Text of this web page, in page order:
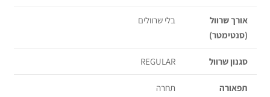
אורך שרוול
(סנטימטר)
בלי שרוולים
סגנון שרוול REGULAR
תפאורה תחרה